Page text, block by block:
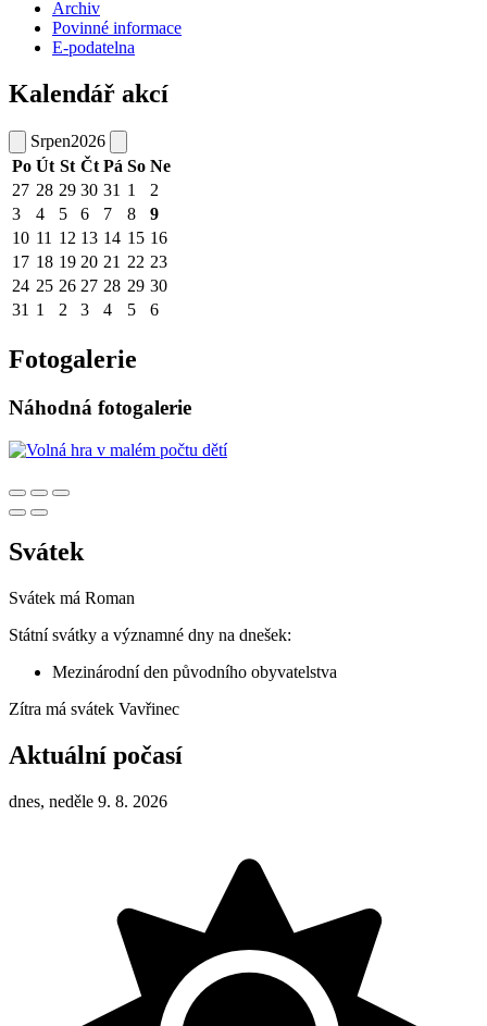
Archiv
Povinné informace
E-podatelna
Kalendář akcí
Srpen2026
Po Út St Čt Pá So Ne
27 28 29 30 31 1
2
3
4 5 6 7 8
9
10 11 12 13 14 15 16
17 18 19 20 21 22 23
24 25 26 27 28 29 30
31 1 2 3 4 5 6
Fotogalerie
Náhodná fotogalerie
Svátek
Svátek má Roman
Státní svátky a významné dny na dnešek:
Mezinárodní den původního obyvatelstva
Zítra má svátek Vavřinec
Aktuální počasí
dnes, neděle 9. 8. 2026